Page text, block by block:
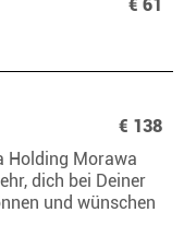
€ 61
€ 138
Holding Morawa
dich bei Deiner
und wünschen